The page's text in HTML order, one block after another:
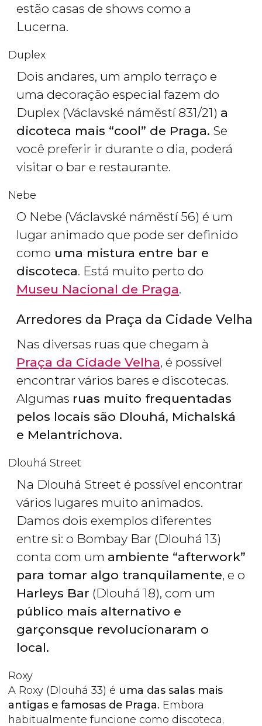
estão casas de shows como a
Lucerna.
Duplex
Dois andares, um amplo terraço e
uma decoração especial fazem do
Duplex (Václavské náměstí 831/21) a
dicoteca mais “cool” de Praga. Se
você preferir ir durante o dia, poderá
visitar o bar e restaurante.
Nebe
O Nebe (Václavské náměstí 56) é um
lugar animado que pode ser definido
como uma mistura entre bar e
discoteca. Está muito perto do
Museu Nacional de Praga.
Arredores da Praça da Cidade Velha
Nas diversas ruas que chegam à
Praça da Cidade Velha, é possível
encontrar vários bares e discotecas.
Algumas ruas muito frequentadas
pelos locais são Dlouhá, Michalská
e Melantrichova.
Dlouhá Street
Na Dlouhá Street é possível encontrar
vários lugares muito animados.
Damos dois exemplos diferentes
entre si: o Bombay Bar (Dlouhá 13)
conta com um ambiente “afterwork”
para tomar algo tranquilamente, e o
Harleys Bar (Dlouhá 18), com um
público mais alternativo e
garçonsque revolucionaram o
local.
Roxy
A Roxy (Dlouhá 33) é uma das salas mais
antigas e famosas de Praga. Embora
habitualmente funcione como discoteca,